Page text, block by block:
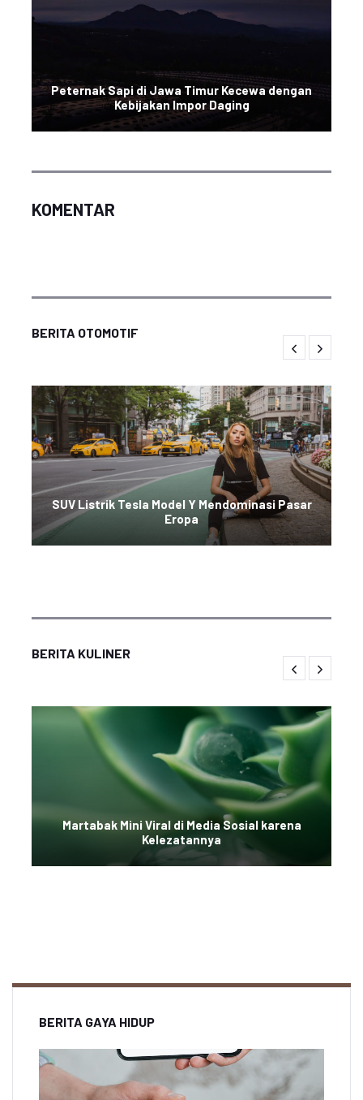
Peternak Sapi di Jawa Timur Kecewa dengan
Kebijakan Impor Daging
KOMENTAR
BERITA OTOMOTIF
SUV Listrik Tesla Model Y Mendominasi Pasar
Eropa
BERITA KULINER
Martabak Mini Viral di Media Sosial karena
Kelezatannya
BERITA GAYA HIDUP